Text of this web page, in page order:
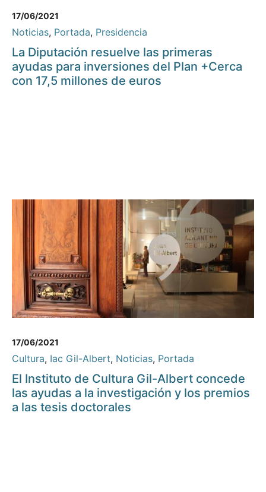
17/06/2021
Noticias, Portada, Presidencia
La Diputación resuelve las primeras
ayudas para inversiones del Plan +Cerca
con 17,5 millones de euros
17/06/2021
Cultura, Iac Gil-Albert, Noticias, Portada
El Instituto de Cultura Gil-Albert concede
las ayudas a la investigación y los premios
a las tesis doctorales